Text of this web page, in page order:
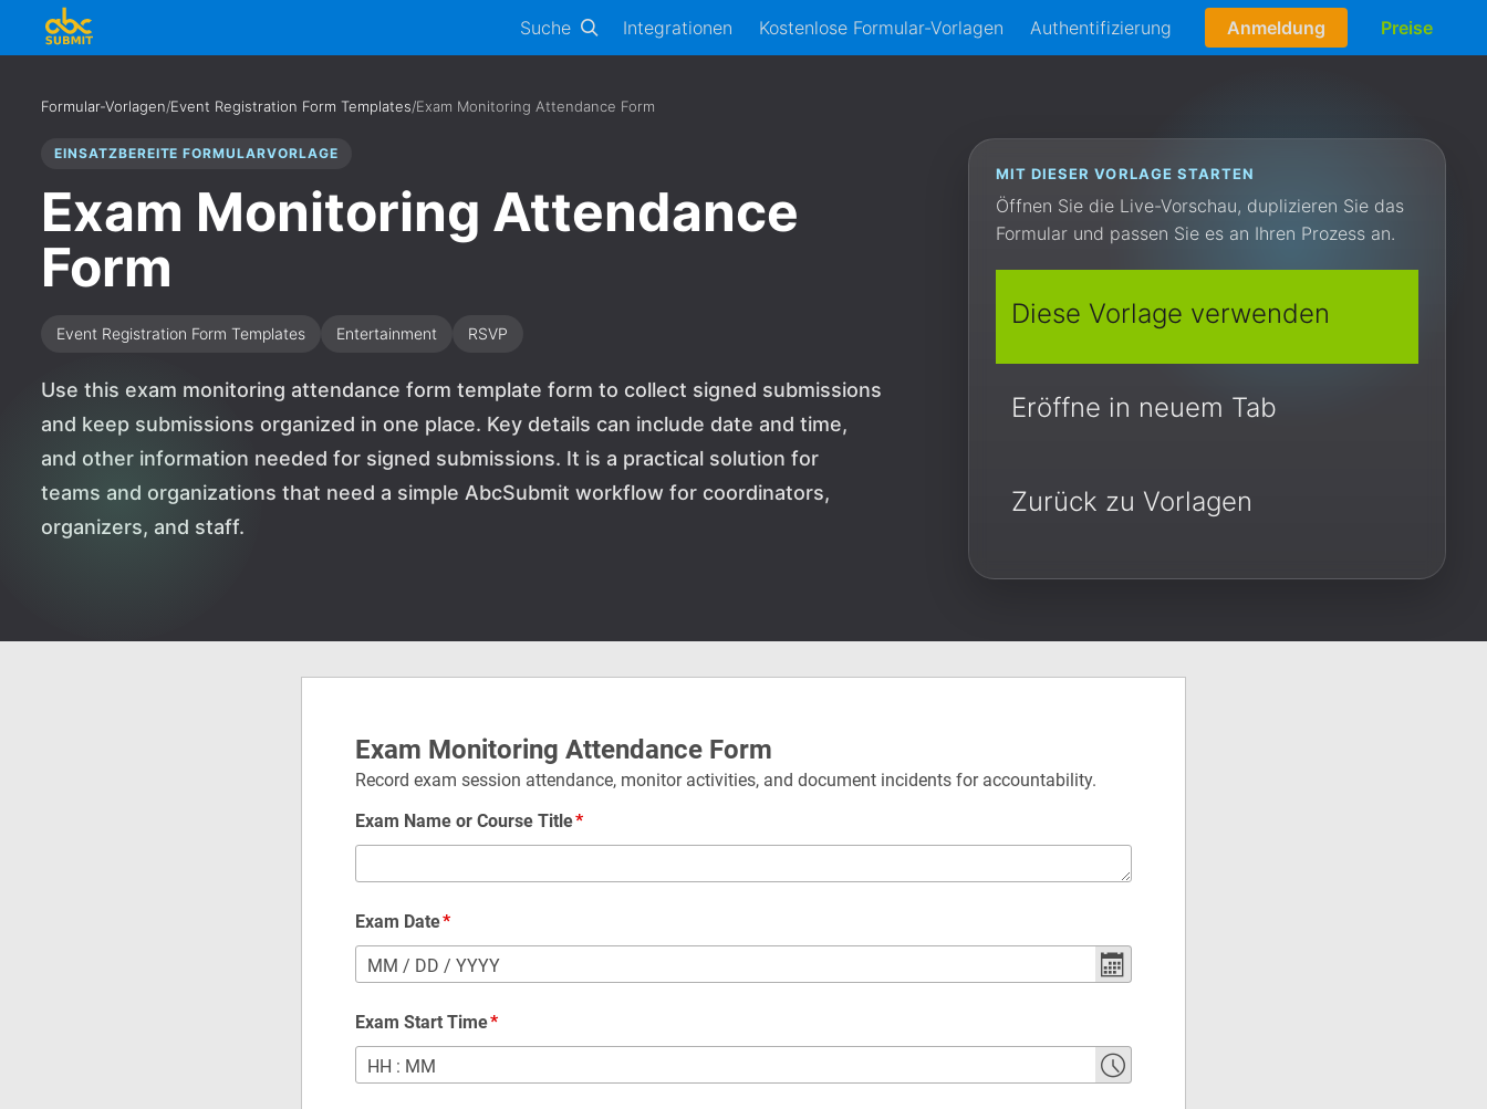
Suche Integrationen Kostenlose Formular-Vorlagen Authentifizierung Anmeldung Preise
Formular-Vorlagen/Event Registration Form Templates/Exam Monitoring Attendance Form
EINSATZBEREITE FORMULARVORLAGE
Exam Monitoring Attendance
Form
Event Registration Form Templates Entertainment RSVP
Use this exam monitoring attendance form template form to collect signed submissions
and keep submissions organized in one place. Key details can include date and time,
and other information needed for signed submissions. It is a practical solution for
teams and organizations that need a simple AbcSubmit workflow for coordinators,
organizers, and staff.
MIT DIESER VORLAGE STARTEN
Öffnen Sie die Live-Vorschau, duplizieren Sie das
Formular und passen Sie es an Ihren Prozess an.
Diese Vorlage verwenden
Eröffne in neuem Tab
Zurück zu Vorlagen